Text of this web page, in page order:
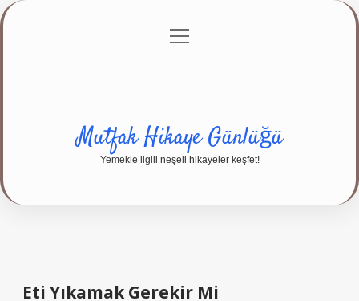
Gizlilik Politikası
menüyü
Mutfak Hikaye Günlüğü
Yemekle ilgili neşeli hikayeler keşfet!
Eti Yıkamak Gerekir Mi